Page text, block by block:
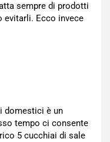
sempre di prodotti
evitarli. Ecco invece
domestici è un
tempo ci consente
5 cucchiai di sale